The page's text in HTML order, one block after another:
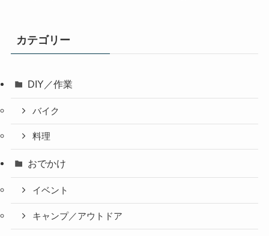
カテゴリー
DIY／作業
バイク
料理
おでかけ
イベント
キャンプ／アウトドア